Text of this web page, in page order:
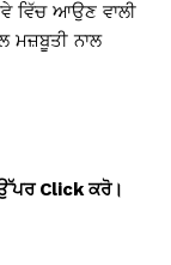
ਵਿੱਚ ਆਉਣ ਵਾਲੀ
ਮਜ਼ਬੂਤੀ ਨਾਲ
Clickਕਰੋ।